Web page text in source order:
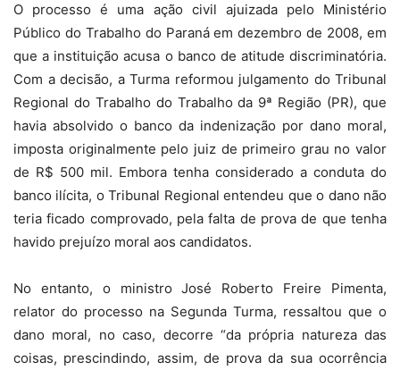
O processo é uma ação civil ajuizada pelo Ministério
Público do Trabalho do Paraná em dezembro de 2008, em
que a instituição acusa o banco de atitude discriminatória.
Com a decisão, a Turma reformou julgamento do Tribunal
Regional do Trabalho do Trabalho da 9ª Região (PR), que
havia absolvido o banco da indenização por dano moral,
imposta originalmente pelo juiz de primeiro grau no valor
de R$ 500 mil. Embora tenha considerado a conduta do
banco ilícita, o Tribunal Regional entendeu que o dano não
teria ficado comprovado, pela falta de prova de que tenha
havido prejuízo moral aos candidatos.
No entanto, o ministro José Roberto Freire Pimenta,
relator do processo na Segunda Turma, ressaltou que o
dano moral, no caso, decorre “da própria natureza das
coisas, prescindindo, assim, de prova da sua ocorrência